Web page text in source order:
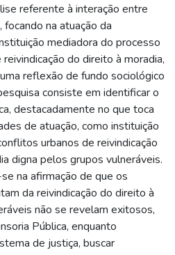
referente à interação entre
focando na atuação da
mediadora do processo
do direito à moradia,
reflexão de fundo sociológico
consiste em identificar o
destacadamente no que toca
de atuação, como instituição
urbanos de reivindicação
digna pelos grupos vulneráveis.
na afirmação de que os
da reivindicação do direito à
não se revelam exitosos,
Pública, enquanto
de justiça, buscar